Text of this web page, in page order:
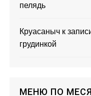
пелядь
Круасаныч к
грудинкой
МЕНЮ ПО